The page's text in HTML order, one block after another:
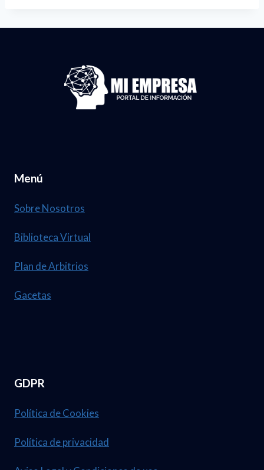
Menú
Sobre Nosotros
Biblioteca Virtual
Plan de Arbitrios
Gacetas
GDPR
Política de Cookies
Política de privacidad